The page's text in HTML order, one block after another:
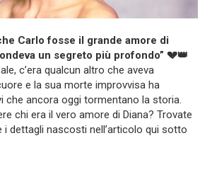
Carlo fosse il grande amore di
un segreto più profondo” 💔👑
c’era qualcun altro che aveva
e la sua morte improvvisa ha
che ancora oggi tormentano la storia.
chi era il vero amore di Diana? Trovate
dettagli nascosti nell’articolo qui sotto